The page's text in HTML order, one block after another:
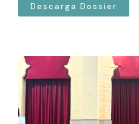
Descarga Dossier